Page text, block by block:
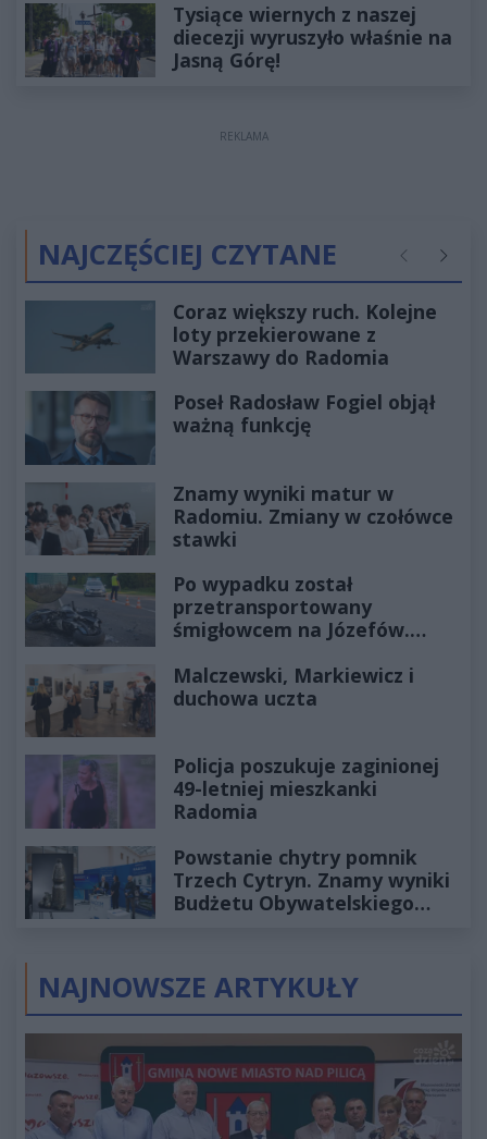
Tysiące wiernych z naszej
diecezji wyruszyło właśnie na
Jasną Górę!
REKLAMA
NAJCZĘŚCIEJ CZYTANE Poprzednie
Coraz większy ruch. Kolejne
loty przekierowane z
Warszawy do Radomia
Poseł Radosław Fogiel objął
ważną funkcję
Znamy wyniki matur w
Radomiu. Zmiany w czołówce
stawki
Po wypadku został
przetransportowany
śmigłowcem na Józefów.
Malczewski, Markiewicz i
duchowa uczta
Policja poszukuje zaginionej
49-letniej mieszkanki
Radomia
Powstanie chytry pomnik
Trzech Cytryn. Znamy wyniki
Budżetu Obywatelskiego
NAJNOWSZE ARTYKUŁY